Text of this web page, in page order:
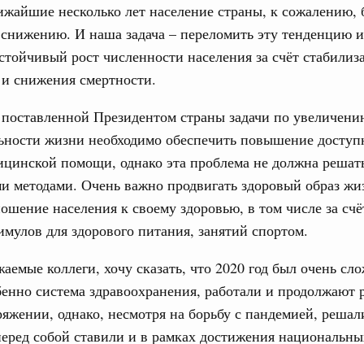
несколько лет население страны, к сожалению,
И наша задача – переломить эту тенденцию
рост численности населения за счёт
снижения смертности.
Президентом страны задачи по
жизни необходимо обеспечить повышение
помощи, однако эта проблема не должна
методами. Очень важно продвигать здоровый образ
населения к своему здоровью, в том числе за
для здорового питания, занятий спортом.
коллеги, хочу сказать, что 2020 год был очень
система здравоохранения, работали и продолжают
однако, несмотря на борьбу с пандемией,
собой ставили и в рамках достижения
итогам XI конференции «Цифровая
спорт
поздравили россиян с Днём
медиков с 10-летием
Татьяна Голикова поздравила участников
«Волонтёры-медики» с 10-летним юбилеем.
пятница
комиссии Всероссийского конкурса лучших
31
С
Для
Архив
Email